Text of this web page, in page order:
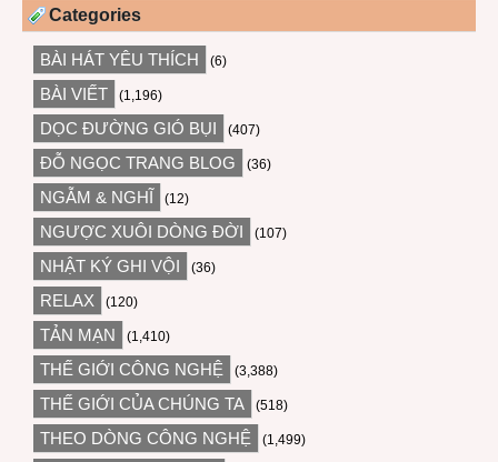
Categories
BÀI HÁT YÊU THÍCH (6)
BÀI VIẾT (1,196)
DỌC ĐƯỜNG GIÓ BỤI (407)
ĐỖ NGỌC TRANG BLOG (36)
NGẪM & NGHĨ (12)
NGƯỢC XUÔI DÒNG ĐỜI (107)
NHẬT KÝ GHI VỘI (36)
RELAX (120)
TẢN MẠN (1,410)
THẾ GIỚI CÔNG NGHỆ (3,388)
THẾ GIỚI CỦA CHÚNG TA (518)
THEO DÒNG CÔNG NGHỆ (1,499)